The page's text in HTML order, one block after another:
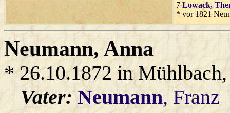
7 Lowack,
* vor 1821
Neumann, Anna
* 26.10.1872 in
Vater:Neumann, Franz